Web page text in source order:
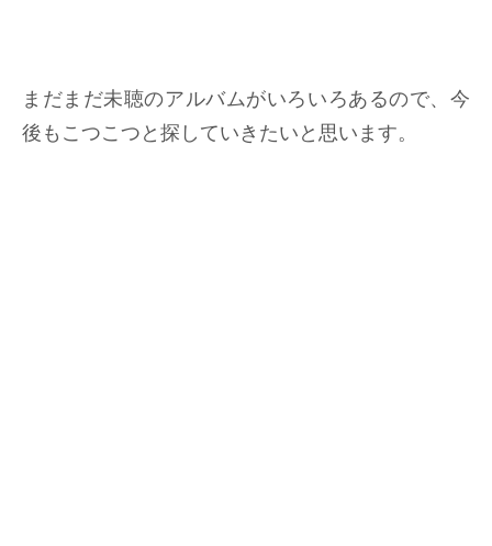
まだまだ未聴のアルバムがいろいろあるので、今
後もこつこつと探していきたいと思います。